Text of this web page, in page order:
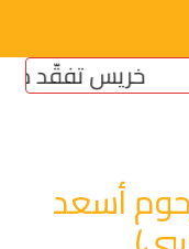
خريس تفقّد مركز
أسعد